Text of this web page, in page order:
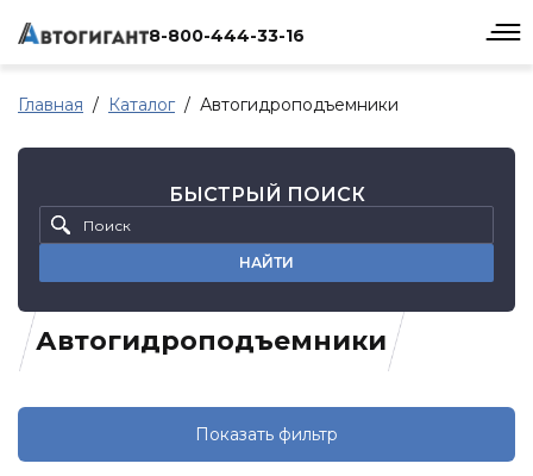
8-800-444-33-16
Главная Каталог Автогидроподъемники
Автогидроподъемники
БЫСТРЫЙ ПОИСК
НАЙТИ
Показать фильтр